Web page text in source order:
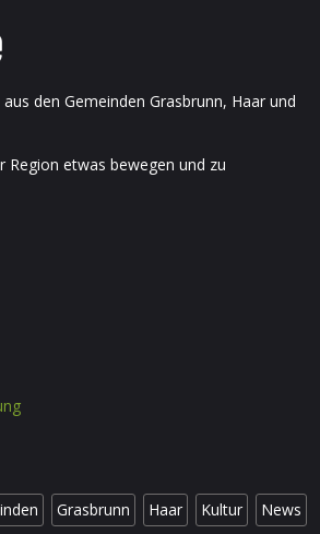
den Gemeinden Grasbrunn, Haar und
Region etwas bewegen und zu
Grasbrunn Haar Kultur News